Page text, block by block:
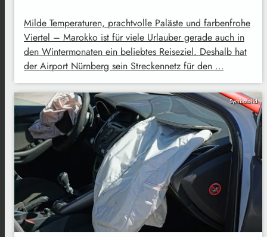
Milde Temperaturen, prachtvolle Paläste und farbenfrohe
Viertel – Marokko ist für viele Urlauber gerade auch in
den Wintermonaten ein beliebtes Reiseziel. Deshalb hat
der Airport Nürnberg sein Streckennetz für den …
Symbolbild